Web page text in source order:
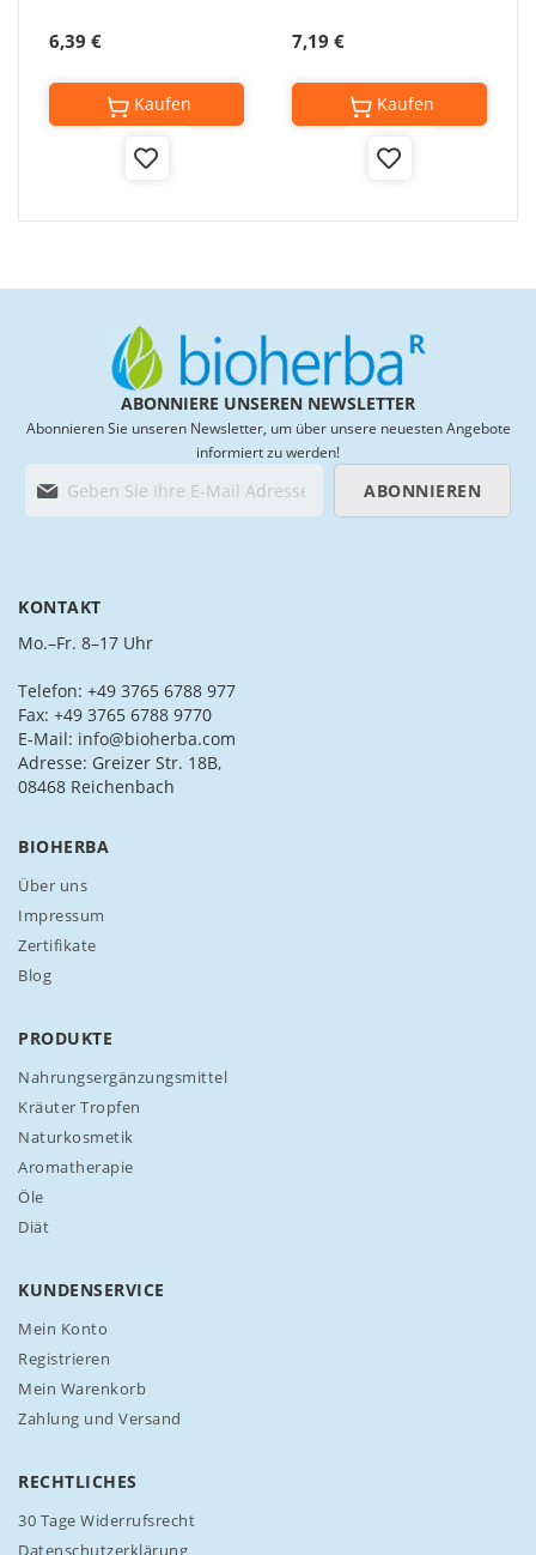
6,39 €
Add
Kaufen
7,19 €
Add
Kaufen
ABONNIERE UNSEREN NEWSLETTER
Abonnieren Sie unseren Newsletter, um über unsere neuesten Angebote
informiert zu werden!
l
S
i
s
i
c
h
f
u
n
r
e
e
w
s
e
t
t
e
n
ABONNIEREN
KONTAKT
Mo.–Fr. 8–17 Uhr
Telefon: +49 3765 6788 977
Fax: +49 3765 6788 9770
E-Mail: info@bioherba.com
Adresse: Greizer Str. 18B,
08468 Reichenbach
BIOHERBA
Über uns
Impressum
Zertifikate
Blog
PRODUKTE
Nahrungsergänzungsmittel
Kräuter Tropfen
Naturkosmetik
Aromatherapie
Öle
Diät
KUNDENSERVICE
Mein Konto
Registrieren
Mein Warenkorb
Zahlung und Versand
RECHTLICHES
30 Tage Widerrufsrecht
Datenschutzerklärung